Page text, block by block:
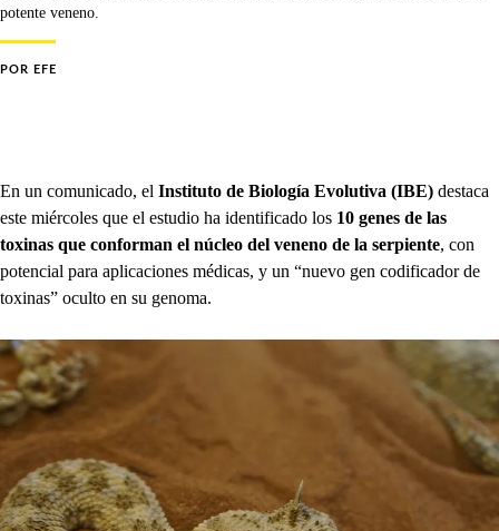
potente veneno.
POR EFE
En un comunicado, el Instituto de Biología Evolutiva (IBE) destaca
este miércoles que el estudio ha identificado los 10 genes de las
toxinas que conforman el núcleo del veneno de la serpiente, con
potencial para aplicaciones médicas, y un “nuevo gen codificador de
toxinas” oculto en su genoma.